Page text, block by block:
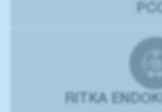
RITKA